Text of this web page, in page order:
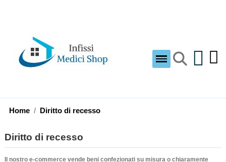
Home Diritto di recesso
Diritto di recesso
Il nostro e-commerce vende beni confezionati su misura o chiaramente